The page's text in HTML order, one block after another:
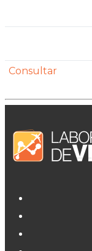
Consultar